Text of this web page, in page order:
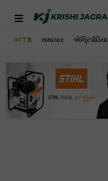
#FTB સમાચાર એગ્રિપીડિયા